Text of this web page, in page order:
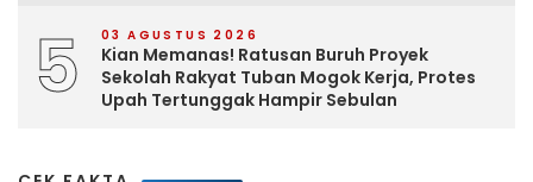
5 03 AGUSTUS 2026
Kian Memanas! Ratusan Buruh Proyek
Sekolah Rakyat Tuban Mogok Kerja, Protes
Upah Tertunggak Hampir Sebulan